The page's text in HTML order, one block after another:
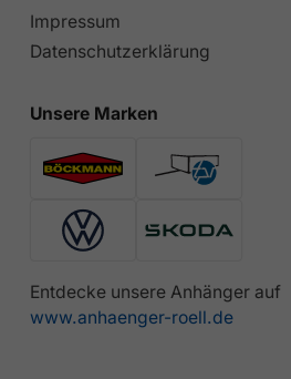
Impressum
Datenschutzerklärung
Unsere Marken
Entdecke unsere Anhänger auf
www.anhaenger-roell.de